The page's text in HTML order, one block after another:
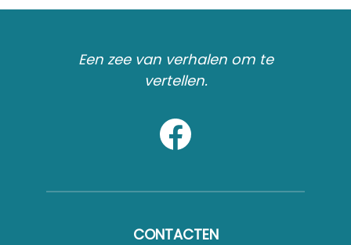
Een zee van verhalen om te
vertellen.
CONTACTEN